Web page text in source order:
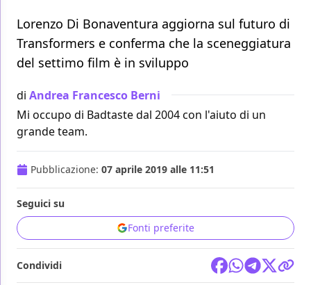
Lorenzo Di Bonaventura aggiorna sul futuro di
Transformers e conferma che la sceneggiatura
del settimo film è in sviluppo
di Andrea Francesco Berni
Mi occupo di Badtaste dal 2004 con l'aiuto di un
grande team.
Pubblicazione: 07 aprile 2019 alle 11:51
Seguici su
Fonti preferite
Condividi